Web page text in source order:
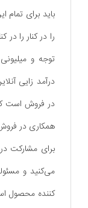
باید برای تمام
را در کنار را در
توجه و
درآمد زایی
در فروش است
همکاری در فروش
برای مشارکت
می‌کنید و
کننده محصول